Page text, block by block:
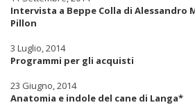
Intervista a Beppe Colla di Alessandro
Pillon
3 Luglio, 2014
Programmi per gli acquisti
23 Giugno, 2014
Anatomia e indole del cane di Langa*